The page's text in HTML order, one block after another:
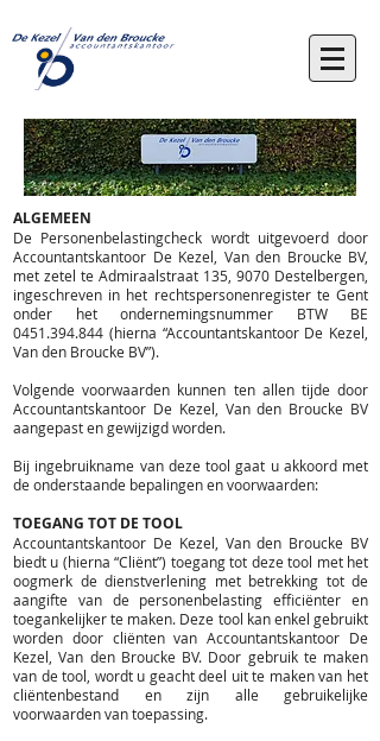
ALGEMEEN
De Personenbelastingcheck wordt uitgevoerd door
Accountantskantoor De Kezel, Van den Broucke BV,
met zetel te Admiraalstraat 135, 9070 Destelbergen,
ingeschreven in het rechtspersonenregister te Gent
onder het ondernemingsnummer BTW BE
0451.394.844 (hierna “Accountantskantoor De Kezel,
Van den Broucke BV”).
Volgende voorwaarden kunnen ten allen tijde door
Accountantskantoor De Kezel, Van den Broucke BV
aangepast en gewijzigd worden.
Bij ingebruikname van deze tool gaat u akkoord met
de onderstaande bepalingen en voorwaarden:
TOEGANG TOT DE TOOL
Accountantskantoor De Kezel, Van den Broucke BV
biedt u (hierna “Cliënt”) toegang tot deze tool met het
oogmerk de dienstverlening met betrekking tot de
aangifte van de personenbelasting efficiënter en
toegankelijker te maken. Deze tool kan enkel gebruikt
worden door cliënten van Accountantskantoor De
Kezel, Van den Broucke BV. Door gebruik te maken
van de tool, wordt u geacht deel uit te maken van het
cliëntenbestand en zijn alle gebruikelijke
voorwaarden van toepassing.